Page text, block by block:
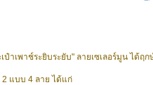
ป๋าเพาช์ระยิบระยับ" ลายเซเลอร์มูน ได้ฤ
2 แบบ 4 ลาย ได้แก่